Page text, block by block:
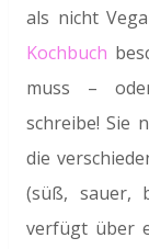
als nicht
Kochbuch
muss –
schreibe! Sie
die
(süß, sauer,
verfügt über